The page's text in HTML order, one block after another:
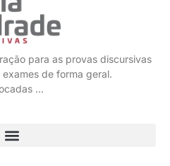
para as provas discursivas
de forma geral.
…